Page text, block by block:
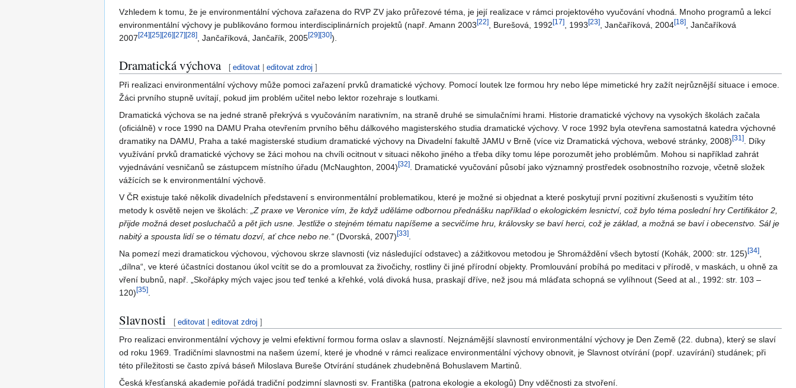
Vzhledem k tomu, že je environmentální výchova zařazena do RVP ZV jako průřezové téma, je její realizace v rámci projektového vyučování vhodná. Mnoho programů a lekcí
environmentální výchovy je publikováno formou interdisciplinárních projektů (např. Amann 2003[22] , Burešová, 1992[17] , 1993[23] , Jančaříková, 2004[18]
, Jančaříková
2007[24][25][26][27][28] , Jančaříková, Jančařík, 2005[29][30]).
Dramatická výchova [ editovat |editovat zdroj ]
Při realizaci environmentální výchovy může pomoci zařazení prvků dramatické výchovy. Pomocí loutek lze formou hry nebo lépe mimetické hry zažít nejrůznější situace i emoce.
Žáci prvního stupně uvítají, pokud jim problém učitel nebo lektor rozehraje s loutkami.
Dramatická výchova se na jedné straně překrývá s vyučováním narativním, na straně druhé se simulačními hrami. Historie dramatické výchovy na vysokých školách začala
(oficiálně) v roce 1990 na DAMU Praha otevřením prvního běhu dálkového magisterského studia dramatické výchovy. V roce 1992 byla otevřena samostatná katedra výchovné
dramatiky na DAMU, Praha a také magisterské studium dramatické výchovy na Divadelní fakultě JAMU v Brně (více viz Dramatická výchova, webové stránky, 2008)[31 ]
. Díky
využívání prvků dramatické výchovy se žáci mohou na chvíli ocitnout v situaci někoho jiného a třeba díky tomu lépe porozumět jeho problémům. Mohou si například zahrát
vyjednávání vesničanů se zástupcem místního úřadu (McNaughton, 2004)[32]
. Dramatické vyučování působí jako významný prostředek osobnostního rozvoje, včetně složek
vážících se k environmentální výchově.
V ČR existuje také několik divadelních představení s environmentální problematikou, které je možné si objednat a které poskytují první pozitivní zkušenosti s využitím této
metody k osvětě nejen ve školách:
„Z praxe ve Veronice vím, že když uděláme odbornou přednášku například o ekologickém lesnictví, což bylo téma poslední hry Certifikátor 2,
přijde možná deset posluchačů a pět jich usne. Jestliže o stejném tématu napíšeme a secvičíme hru, královsky se baví herci, což je základ, a možná se baví i obecenstvo. Sál je
nabitý a spousta lidí se o tématu dozví, ať chce nebo ne.“ (Dvorská, 2007)[33]
Na pomezí mezi dramatickou výchovou, výchovou skrze slavnosti (viz následující odstavec) a zážitkovou metodou je Shromáždění všech bytostí (Kohák, 2000: str. 125)[34]
„dílna“, ve které účastníci dostanou úkol vcítit se do a promlouvat za živočichy, rostliny či jiné přírodní objekty. Promlouvání probíhá po meditaci v přírodě, v maskách, u ohně za
vření bubnů, např. „Skořápky mých vajec jsou teď tenké a křehké, volá divoká husa, praskají dříve, než jsou má mláďata schopná se vylíhnout (Seed at al., 1992: str. 103 –
120)[35]
Slavnosti [ editovat |editovat zdroj ]
Pro realizaci environmentální výchovy je velmi efektivní formou forma oslav a slavností. Nejznámější slavností environmentální výchovy je Den Země (22. dubna), který se slaví
od roku 1969. Tradičními slavnostmi na našem území, které je vhodné v rámci realizace environmentální výchovy obnovit, je Slavnost otvírání (popř. uzavírání) studánek; při
této příležitosti se často zpívá báseň Miloslava Bureše Otvírání studánek zhudebněná Bohuslavem Martinů.
Česká křesťanská akademie pořádá tradiční podzimní slavnosti sv. Františka (patrona ekologie a ekologů) Dny vděčnosti za stvoření.